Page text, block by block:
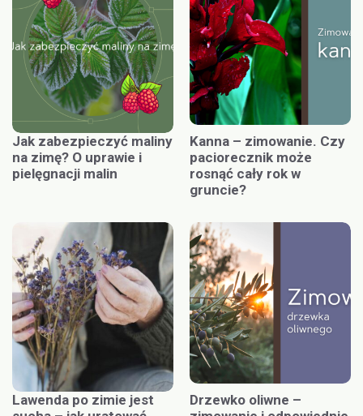
Jak zabezpieczyć maliny
na zimę? O uprawie i
pielęgnacji malin
Kanna – zimowanie. Czy
paciorecznik może
rosnąć cały rok w
gruncie?
Lawenda po zimie jest
Drzewko oliwne –